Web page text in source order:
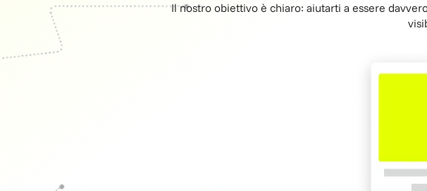
Il nostro obiettivo è chiaro: aiutarti a essere